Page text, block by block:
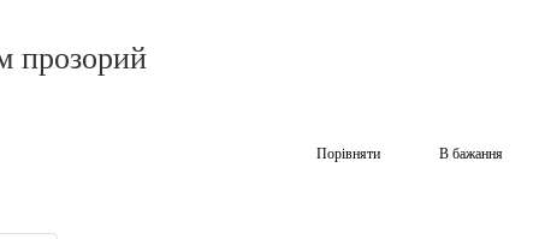
прозорий
Порівняти В бажання